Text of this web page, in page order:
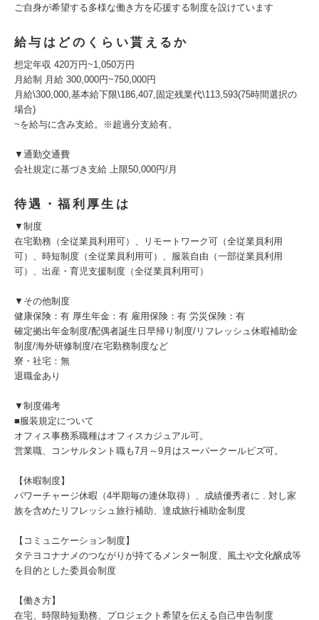
ご自身が希望する多様な働き方を応援する制度を設けています
給与はどのくらい貰えるか
想定年収 420万円~1,050万円
月給制 月給 300,000円~750,000円
月給\300,000,基本給下限\186,407,固定残業代\113,593(75時間選択の
場合)
~を給与に含み支給。※超過分支給有。
▼通勤交通費
会社規定に基づき支給 上限50,000円/月
待遇・福利厚生は
▼制度
在宅勤務（全従業員利用可）、リモートワーク可（全従業員利用
可）、時短制度（全従業員利用可）、服装自由（一部従業員利用
可）、出産・育児支援制度（全従業員利用可）
▼その他制度
健康保険：有 厚生年金：有 雇用保険：有 労災保険：有
確定拠出年金制度/配偶者誕生日早帰り制度/リフレッシュ休暇補助金
制度/海外研修制度/在宅勤務制度など
寮・社宅：無
退職金あり
▼制度備考
■服装規定について
オフィス事務系職種はオフィスカジュアル可。
営業職、コンサルタント職も7月～9月はスーパークールビズ可。
【休暇制度】
パワーチャージ休暇（4半期毎の連休取得）、成績優秀者に . 対し家
族を含めたリフレッシュ旅行補助、達成旅行補助金制度
【コミュニケーション制度】
タテヨコナナメのつながりが持てるメンター制度、風土や文化醸成等
を目的とした委員会制度
【働き方】
在宅、時限時短勤務、プロジェクト希望を伝える自己申告制度